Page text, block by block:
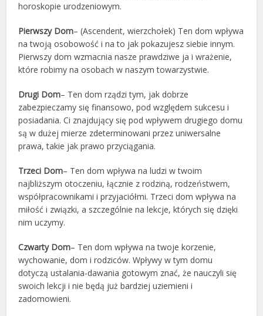
horoskopie urodzeniowym.
Pierwszy Dom– (Ascendent, wierzchołek) Ten dom wpływa
na twoją osobowość i na to jak pokazujesz siebie innym.
Pierwszy dom wzmacnia nasze prawdziwe ja i wrażenie,
które robimy na osobach w naszym towarzystwie.
Drugi Dom– Ten dom rządzi tym, jak dobrze
zabezpieczamy się finansowo, pod względem sukcesu i
posiadania. Ci znajdujący się pod wpływem drugiego domu
są w dużej mierze zdeterminowani przez uniwersalne
prawa, takie jak prawo przyciągania.
Trzeci Dom– Ten dom wpływa na ludzi w twoim
najbliższym otoczeniu, łącznie z rodziną, rodzeństwem,
współpracownikami i przyjaciółmi. Trzeci dom wpływa na
miłość i związki, a szczególnie na lekcje, których się dzięki
nim uczymy.
Czwarty Dom– Ten dom wpływa na twoje korzenie,
wychowanie, dom i rodziców. Wpływy w tym domu
dotyczą ustalania-dawania gotowym znać, że nauczyli się
swoich lekcji i nie będą już bardziej uziemieni i
zadomowieni.